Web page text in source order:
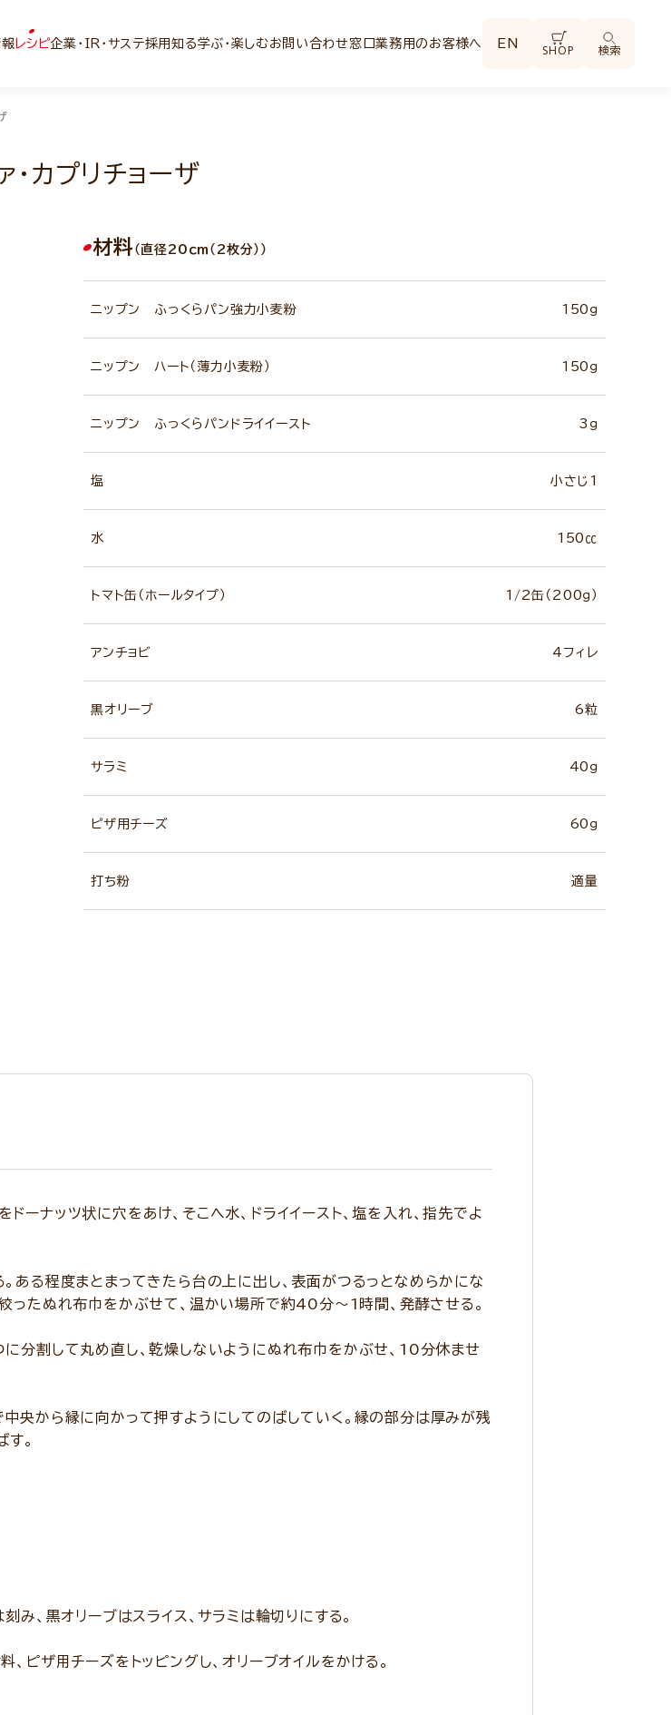
レシピ企業・IR・サステ採用知る学ぶ・楽しむお問い合わせ窓口業務用のお客様へ EN SHOP 検索
・カプリチョーザ
材料 （直径20ｃｍ（2枚分））
ニップン ふっくらパン強力小麦粉 150ｇ
ニップン ハート（薄力小麦粉） 150ｇ
ニップン ふっくらパンドライイースト 3ｇ
塩 小さじ1
水 150㏄
トマト缶（ホールタイプ） 1/2缶（200ｇ）
アンチョビ 4フィレ
黒オリーブ 6粒
サラミ 40ｇ
ピザ用チーズ 60ｇ
打ち粉 適量
ーナッツ状に穴をあけ、そこへ水、ドライイースト、塩を入れ、指先でよ
ある程度まとまってきたら台の上に出し、表面がつるっとなめらかにな
ったぬれ布巾をかぶせて、温かい場所で約40分～1時間、発酵させる。
分割して丸め直し、乾燥しないようにぬれ布巾をかぶせ、10分休ませ
央から縁に向かって押すようにしてのばしていく。縁の部分は厚みが残
。
み、黒オリーブはスライス、サラミは輪切りにする。
ピザ用チーズをトッピングし、オリーブオイルをかける。